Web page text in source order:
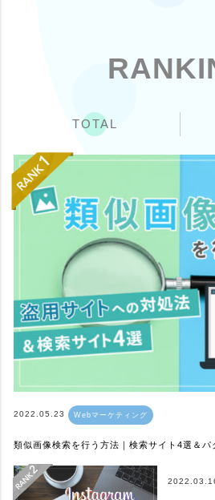
TOTAL
2022.05.23 Webマーケティング
類似画像検索を行う方法｜検索サイト4選＆パ